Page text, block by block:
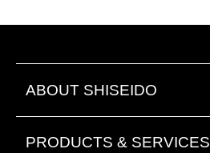
ABOUT SHISEIDO
PRODUCTS & SERVICES